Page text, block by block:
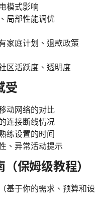
模式影响
局部性能调优
家庭计划、退款政策
区活跃度、透明度
受
动网络的对比
连接断线情况
练设置的时间
、异常活动提示
保姆级教程）
基于你的需求、预算和设